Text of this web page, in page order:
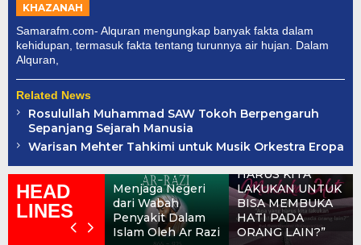
KHAZANAH
Samarafm.com- Alquran mengungkap banyak fakta dalam
kehidupan, termasuk fakta tentang turunnya air hujan. Dalam
Alquran,
Related News
Rosulullah Muhammad SAW Tokoh Berpengaruh
Sepanjang Sejarah Manusia
Warisan Mehter Tahkimi untuk Musik Orkestra Eropa
HEAD
LINES
Menjaga Negeri
dari Wabah
Penyakit Dalam
Islam Oleh Ar Razi
HARUS KITA
LAKUKAN UNTUK
BISA MEMBUKA
HATI PADA
ORANG LAIN?”